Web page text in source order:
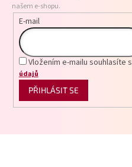
našem e-shopu.
E-mail
Vložením e-mailu souhlasíte s
údajů
PŘIHLÁSIT SE